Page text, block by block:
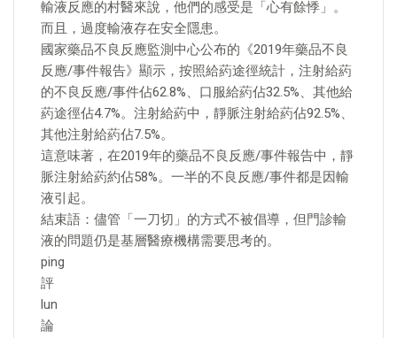
輸液反應的村醫來說，他們的感受是「心有餘悸」。
而且，過度輸液存在安全隱患。
國家藥品不良反應監測中心公布的《2019年藥品不良
反應/事件報告》顯示，按照給葯途徑統計，注射給葯
的不良反應/事件佔62.8%、口服給葯佔32.5%、其他給
葯途徑佔4.7%。注射給葯中，靜脈注射給葯佔92.5%、
其他注射給葯佔7.5%。
這意味著，在2019年的藥品不良反應/事件報告中，靜
脈注射給葯約佔58%。一半的不良反應/事件都是因輸
液引起。
結束語：儘管「一刀切」的方式不被倡導，但門診輸
液的問題仍是基層醫療機構需要思考的。
ping
評
lun
論